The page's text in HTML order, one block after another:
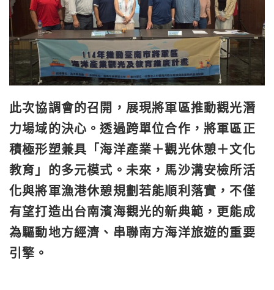
此次協調會的召開，展現將軍區推動觀光潛
力場域的決心。透過跨單位合作，將軍區正
積極形塑兼具「海洋產業＋觀光休憩＋文化
教育」的多元模式。未來，馬沙溝安檢所活
化與將軍漁港休憩規劃若能順利落實，不僅
有望打造出台南濱海觀光的新典範，更能成
為驅動地方經濟、串聯南方海洋旅遊的重要
引擎。